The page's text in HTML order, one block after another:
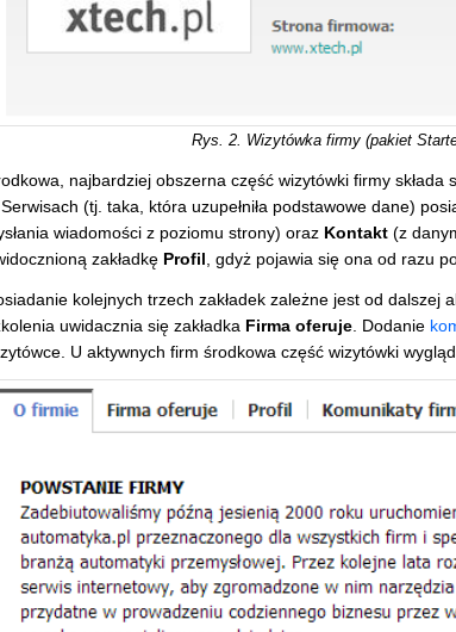
Rys. 2. Wizytówka firmy (pakiet
najbardziej obszerna część wizytówki firmy
(tj. taka, która uzupełniła podstawowe dane)
wiadomości z poziomu strony) oraz Kontakt (z
zakładkę Profil, gdyż pojawia się ona od razu
kolejnych trzech zakładek zależne jest od
uwidacznia się zakładka Firma oferuje. Dodanie
U aktywnych firm środkowa część wizytówki